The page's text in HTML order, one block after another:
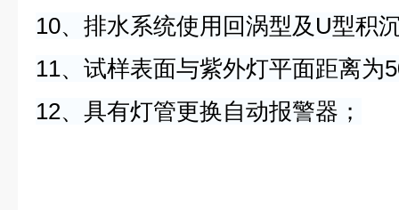
10、排水系统使用回涡型及U型积
11、试样表面与紫外灯平面距离为
12、具有灯管更换自动报警器；